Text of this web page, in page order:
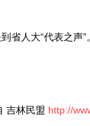
省人大“代表之声
吉林民盟 http://